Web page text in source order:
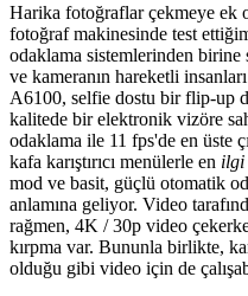
Harika fotoğraflar çekmeye ek
fotoğraf makinesinde test
odaklama sistemlerinden
ve kameranın hareketli
A6100, selfie dostu bir flip-up
kalitede bir elektronik vizöre
odaklama ile 11 fps'de en üste
kafa karıştırıcı menülerle en ilgi
mod ve basit, güçlü otomatik
anlamına geliyor. Video
rağmen, 4K / 30p video
kırpma var. Bununla birlikte,
olduğu gibi video için de